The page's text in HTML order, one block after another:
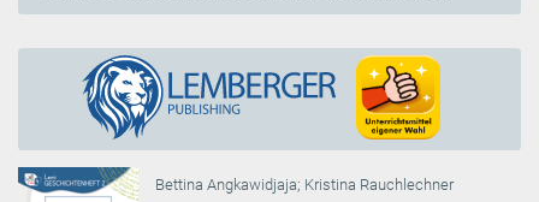
Bettina Angkawidjaja; Kristina Rauchlechner